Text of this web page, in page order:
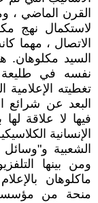
القرن الماضي ،
لاستكمال نهج
الاتصال ، مهما
السيد مكلوهان.
نفسه في طليعة
تغطيته الإعلامية
البعد عن شرائع
فيها لا علاقة
الإنسانية
الشعبية
ومن بينها
ماكلوهان
منحة من